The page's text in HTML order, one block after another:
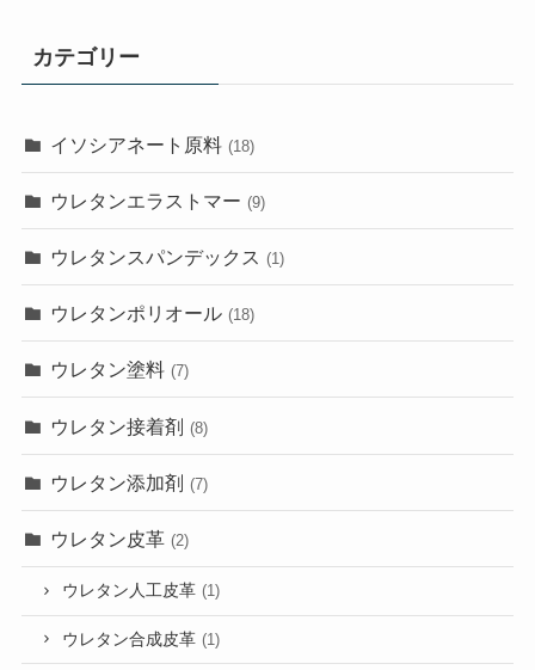
カテゴリー
イソシアネート原料 (18)
ウレタンエラストマー (9)
ウレタンスパンデックス (1)
ウレタンポリオール (18)
ウレタン塗料 (7)
ウレタン接着剤 (8)
ウレタン添加剤 (7)
ウレタン皮革 (2)
ウレタン人工皮革 (1)
ウレタン合成皮革 (1)